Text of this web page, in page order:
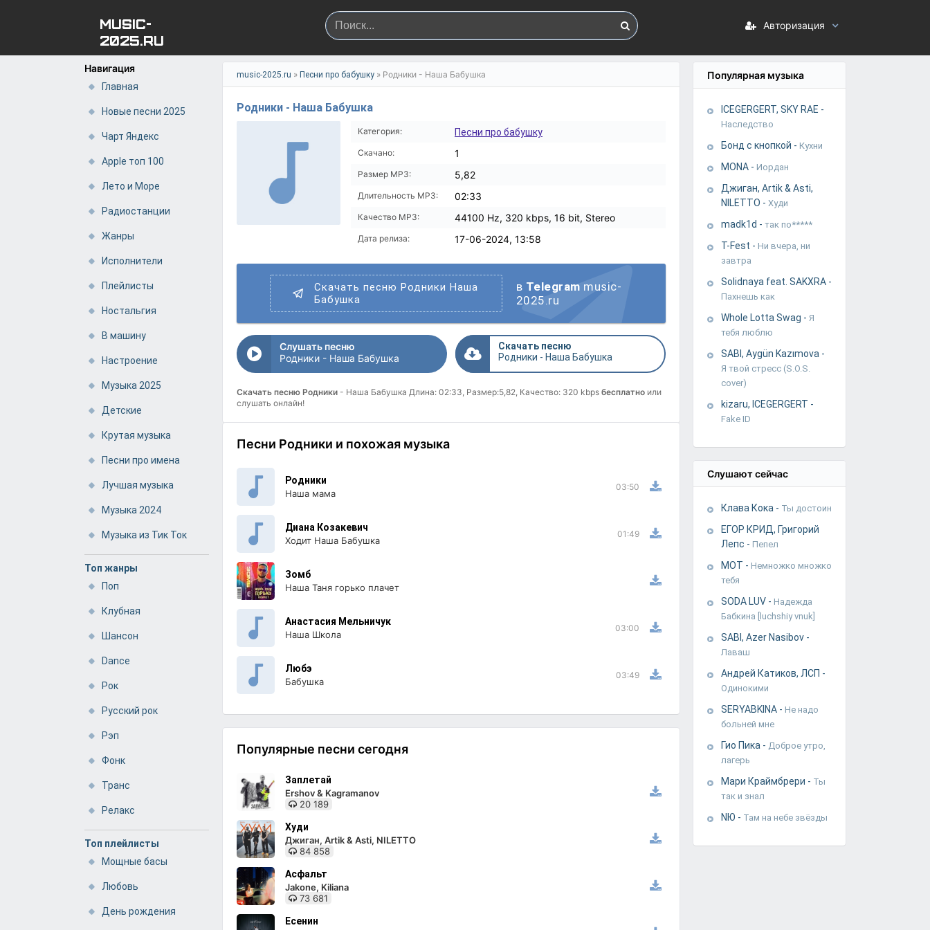
MUSIC-
2025.RU
Авторизация
Навигация
Главная
Новые песни 2025
Чарт Яндекс
Apple топ 100
Лето и Море
Радиостанции
Жанры
Исполнители
Плейлисты
Ностальгия
В машину
Настроение
Музыка 2025
Детские
Крутая музыка
Песни про имена
Лучшая музыка
Музыка 2024
Музыка из Тик Ток
Топ жанры
Поп
Клубная
Шансон
Dance
Рок
Русский рок
Рэп
Фонк
Транс
Релакс
Топ плейлисты
Мощные басы
Любовь
День рождения
music-2025.ru » Песни про бабушку » Родники - Наша Бабушка
Родники - Наша Бабушка
Категория: Песни про бабушку
Скачано: 1
Размер MP3: 5,82
Длительность MP3: 02:33
Качество MP3: 44100 Hz, 320 kbps, 16 bit, Stereo
Дата релиза: 17-06-2024, 13:58
Скачать песню Родники Наша
Бабушка
в Telegram music-
2025.ru
Слушать песню
Родники - Наша Бабушка
Скачать песню
Родники - Наша Бабушка
Скачать песню Родники - Наша Бабушка Длина: 02:33, Размер:5,82, Качество: 320 kbps бесплатно или
слушать онлайн!
Песни Родники и похожая музыка
Родники
Наша мама
03:50
Диана Козакевич
Ходит Наша Бабушка
01:49
Зомб
Наша Таня горько плачет
Анастасия Мельничук
Наша Школа
03:00
Любэ
Бабушка
03:49
Популярные песни сегодня
Заплетай
Ershov & Kagramanov
20 189
Худи
Джиган, Artik & Asti, NILETTO
84 858
Асфальт
Jakone, Kiliana
73 681
Есенин
Популярная музыка
ICEGERGERT, SKY RAE -
Наследство
Бонд с кнопкой - Кухни
MONA - Иордан
Джиган, Artik & Asti,
NILETTO - Худи
madk1d - так по*****
T-Fest - Ни вчера, ни
завтра
Solidnaya feat. SAKXRA -
Пахнешь как
Whole Lotta Swag - Я
тебя люблю
SABI, Aygün Kazımova -
Я твой стресс (S.O.S.
cover)
kizaru, ICEGERGERT -
Fake ID
Слушают сейчас
Клава Кока - Ты достоин
ЕГОР КРИД, Григорий
Лепс - Пепел
МОТ - Немножко множко
тебя
SODA LUV - Надежда
Бабкина [luchshiy vnuk]
SABI, Azer Nasibov -
Лаваш
Андрей Катиков, ЛСП -
Одинокими
SERYABKINA - Не надо
больней мне
Гио Пика - Доброе утро,
лагерь
Мари Краймбрери - Ты
так и знал
NЮ - Там на небе звёзды